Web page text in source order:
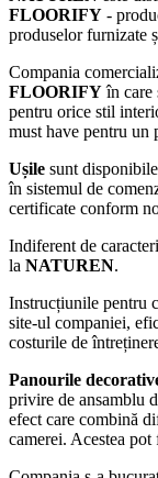
FLOORIFY -
produselor furnizate
Compania
FLOORIFYîn care
pentru orice stil
must have pentru un
Ușile sunt
în sistemul de
certificate conform
Indiferent de
la NATUREN.
Instrucțiunile pentru
site-ul companiei,
costurile de
Panourile
privire de ansamblu
efect care combină
camerei. Acestea